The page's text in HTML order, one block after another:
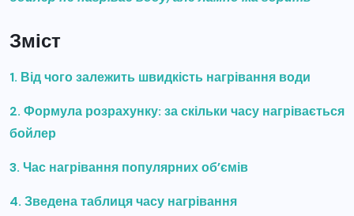
Зміст
1. Від чого залежить швидкість нагрівання води
2. Формула розрахунку: за скільки часу нагрівається
бойлер
3. Час нагрівання популярних об’ємів
4. Зведена таблиця часу нагрівання